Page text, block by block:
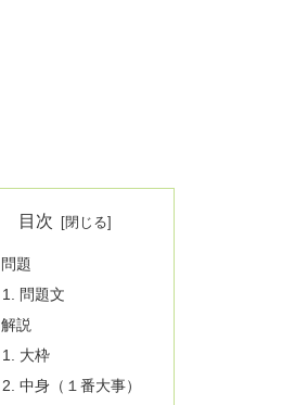
目次
問題
問題文
解説
大枠
中身（１番大事）